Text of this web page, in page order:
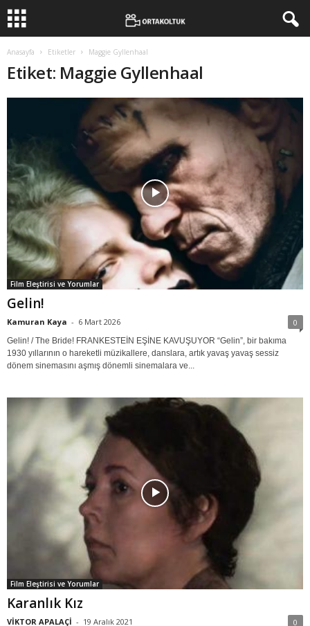
Anasayfa Etiketler Maggie Gyllenhaal
Etiket: Maggie Gyllenhaal
Film Eleştirisi ve Yorumlar
Gelin!
Kamuran Kaya - 6 Mart 2026 0
Gelin! / The Bride! FRANKESTEİN EŞİNE KAVUŞUYOR “Gelin”, bir bakıma
1930 yıllarının o hareketli müzikallere, danslara, artık yavaş yavaş sessiz
dönem sinemasını aşmış dönemli sinemalara ve...
Film Eleştirisi ve Yorumlar
Karanlık Kız
VİKTOR APALAÇİ - 19 Aralık 2021 0